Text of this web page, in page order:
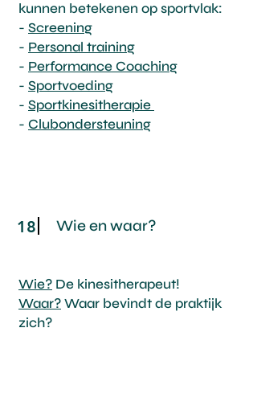
kunnen betekenen op sportvlak:
- Screening
- Personal training
- Performance Coaching
- Sportvoeding
- Sportkinesitherapie
- Clubondersteuning
18 Wie en waar?
Wie? De kinesitherapeut!
Waar?Waar bevindt de praktijk
zich?